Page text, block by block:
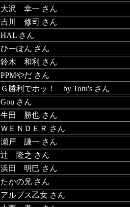
大沢 幸一 さん
吉川 修司 さん
HAL さん
ひーぽん さん
鈴木 和利 さん
PPMやだ さん
Ｇ勝利でホッ！ by Toru's さん
Gou さん
生田 勝也 さん
ＷＥＮＤＥＲ さん
瀬戸 謙一 さん
辻 隆之 さん
浜田 明巳 さん
たかの兄 さん
アルプス乙女 さん